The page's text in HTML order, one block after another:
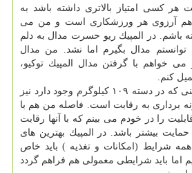
هر كسی امتیاز بالاتری داشته باشد به
هم آرزوی هر ورزشكاری است و من می
باشم. در المپیك ریو حسرت مدال به دلم
مدال بگیرم اما نشد. من مدال
خواهم با گرفتن مدال المپیك توكیو،
كنم.
سنگینی كه در دسته ۱۰۹ كیلوگرم وجود دارد نیز
برداری به رقابت است. فاصله من هم با
را در خودم می بینم كه با آنها رقابت
حمایت بیشتر باشد. در المپیك بهترین های
شرایط (امكانات و تغذیه ) باید خاص
اما باید شرایطی معمولی هم فراهم گردد